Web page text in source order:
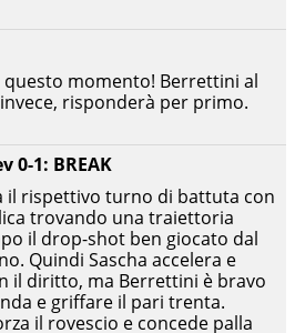
0-1: BREAK
il rispettivo turno di battuta con
trovando una traiettoria
il drop-shot ben giocato dal
Quindi Sascha accelera e
il diritto, ma Berrettini è bravo
e griffare il pari trenta.
il rovescio e concede palla
momento! Berrettini al
risponderà per primo.